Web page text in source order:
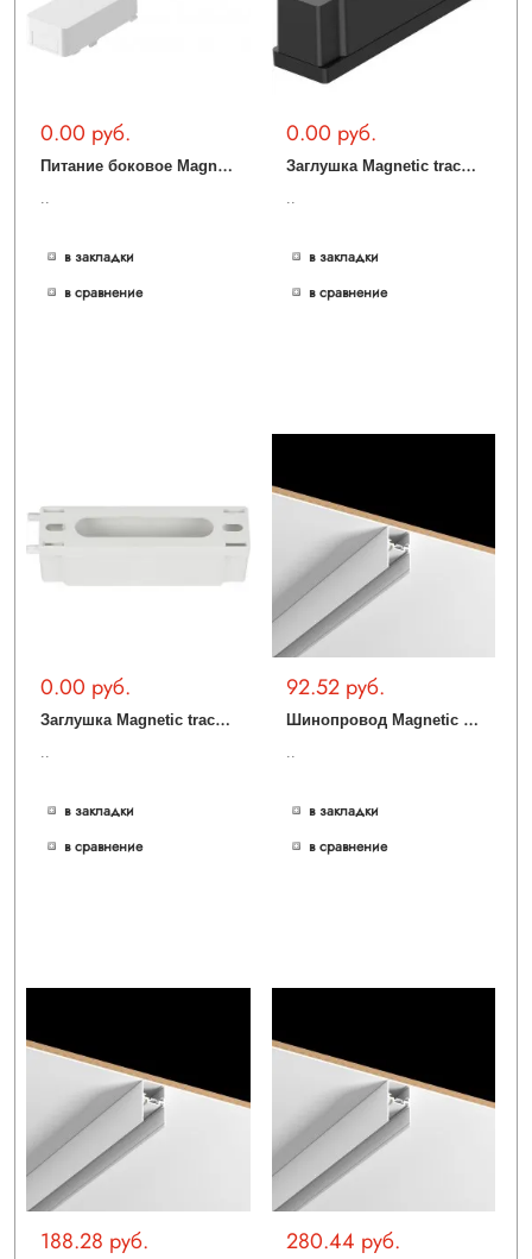
0.00 руб.
П
итание боковое Magnetic track 48 APL.0180.10.02
..
в закладки
в сравнение
0.00 руб.
З
аглушка Magnetic track 48 APL.0180.00.01
..
в закладки
в сравнение
0.00 руб.
З
аглушка Magnetic track 48 APL.0180.10.01
..
в закладки
в сравнение
92.52 руб.
Ш
инопровод Magnetic track 48 APL.0172.10.100
..
в закладки
в сравнение
188.28 руб. 280.44 руб.